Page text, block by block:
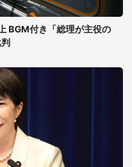
BGM付き「総理が主役の